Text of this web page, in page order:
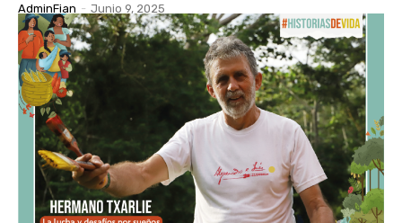
AdminFian - Junio 9, 2025